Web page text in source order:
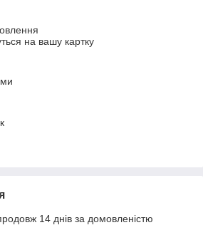
на вашу картку
14 днів за домовленістю